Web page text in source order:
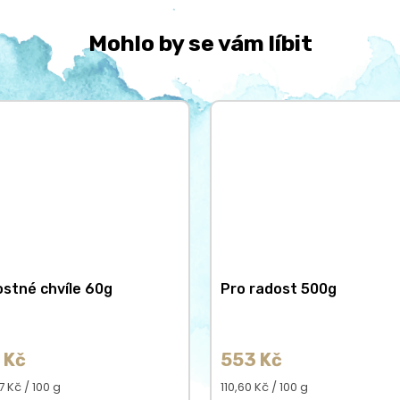
Mohlo by se vám líbit
chvíle 60g
Kč / 100 g
Pro radost 500g
553 Kč
Měrná
110,60 Kč / 100 g